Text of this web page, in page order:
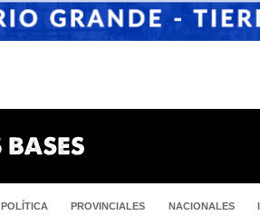
POLÍTICA PROVINCIALES NACIONALES